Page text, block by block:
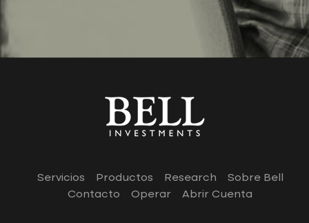
Servicios Productos Research
Sobre Bell
Contacto
Operar Abrir Cuenta